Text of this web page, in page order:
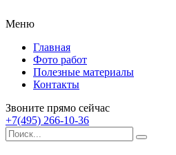
Меню
Главная
Фото работ
Полезные материалы
Контакты
Звоните прямо сейчас
+7(495) 266-10-36